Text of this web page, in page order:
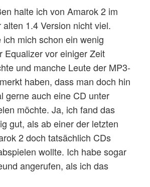
halte ich von Amarok 2 im
1.4 Version nicht viel.
ich mich schon ein wenig
Equalizer vor einiger Zeit
und manche Leute der MP3-
haben, dass man doch hin
gerne auch eine CD unter
möchte. Ja, ich fand das
gut, als ab einer der letzten
2 doch tatsächlich CDs
wollte. Ich habe sogar
angerufen, als ich das